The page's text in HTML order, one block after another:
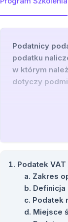
Podatnicy
podatku
w którym
dotyczy
wiedza na
dokonywania
kompleksową
konkretne
Poruszone
podatkowych
miał
zakończeniu.
Podatek
Zakres
Definicja
Podatek
Miejsce